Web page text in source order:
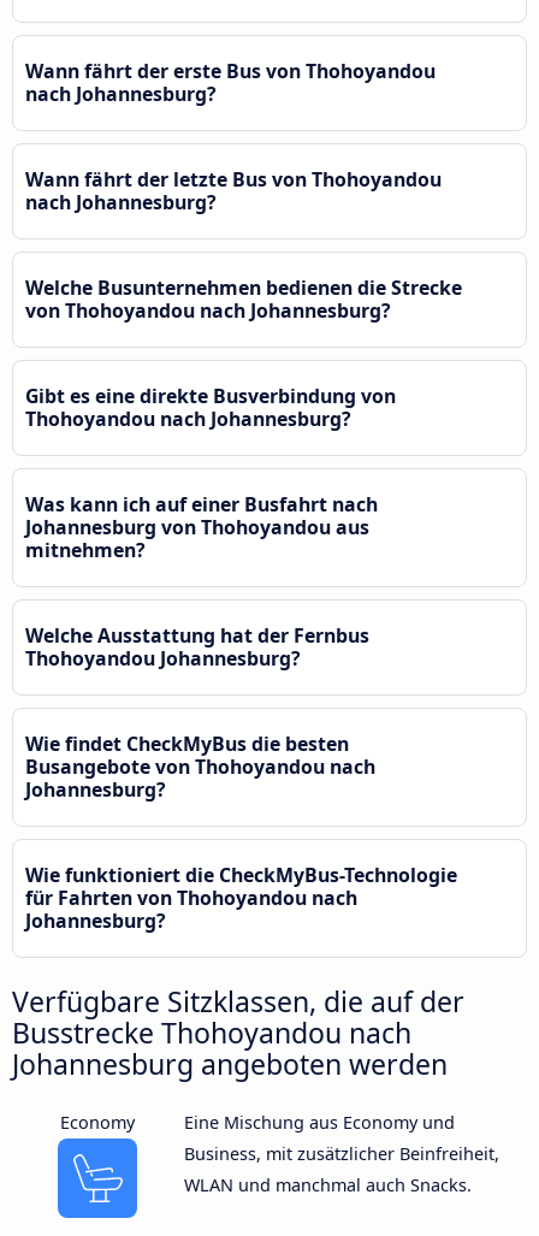
Wann fährt der erste Bus von Thohoyandou
nach Johannesburg?
Wann fährt der letzte Bus von Thohoyandou
nach Johannesburg?
Welche Busunternehmen bedienen die Strecke
von Thohoyandou nach Johannesburg?
Gibt es eine direkte Busverbindung von
Thohoyandou nach Johannesburg?
Was kann ich auf einer Busfahrt nach
Johannesburg von Thohoyandou aus
mitnehmen?
Welche Ausstattung hat der Fernbus
Thohoyandou Johannesburg?
Wie findet CheckMyBus die besten
Busangebote von Thohoyandou nach
Johannesburg?
Wie funktioniert die CheckMyBus-Technologie
für Fahrten von Thohoyandou nach
Johannesburg?
Verfügbare Sitzklassen, die auf der
Busstrecke Thohoyandou nach
Johannesburg angeboten werden
Economy
Eine Mischung aus Economy und
Business, mit zusätzlicher Beinfreiheit,
WLAN und manchmal auch Snacks.